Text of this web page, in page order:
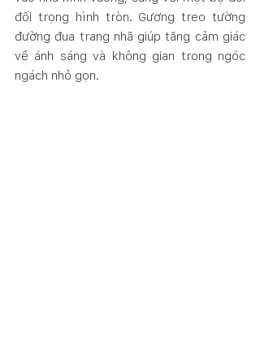
đối trọng hình tròn. Gương treo tường
đường đua trang nhã giúp tăng cảm giác
về ánh sáng và không gian trong ngóc
ngách nhỏ gọn.